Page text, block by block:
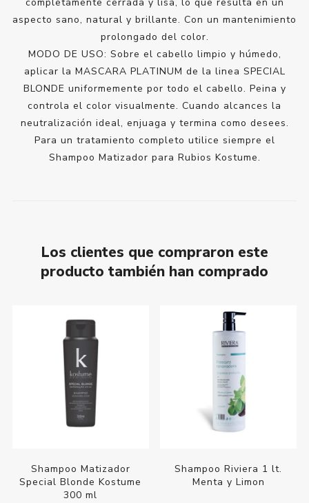
completamente cerrada y lisa, lo que resulta en un
aspecto sano, natural y brillante. Con un mantenimiento
prolongado del color.
MODO DE USO: Sobre el cabello limpio y húmedo,
aplicar la MASCARA PLATINUM de la linea SPECIAL
BLONDE uniformemente por todo el cabello. Peina y
controla el color visualmente. Cuando alcances la
neutralización ideal, enjuaga y termina como desees.
Para un tratamiento completo utilice siempre el
Shampoo Matizador para Rubios Kostume.
Los clientes que compraron este
producto también han comprado
Shampoo Matizador
Special Blonde Kostume
300 ml
Shampoo Riviera 1 lt.
Menta y Limon